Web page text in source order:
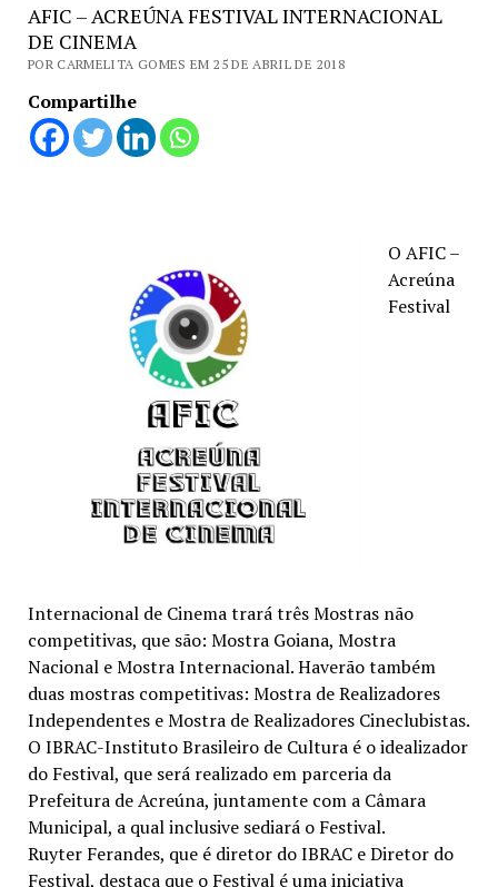
AFIC – ACREÚNA FESTIVAL INTERNACIONAL
DE CINEMA
POR CARMELITA GOMES EM 25 DE ABRIL DE 2018
Compartilhe
O AFIC –
Acreúna
Festival
Internacional de Cinema trará três Mostras não
competitivas, que são: Mostra Goiana, Mostra
Nacional e Mostra Internacional. Haverão também
duas mostras competitivas: Mostra de Realizadores
Independentes e Mostra de Realizadores Cineclubistas.
O IBRAC-Instituto Brasileiro de Cultura é o idealizador
do Festival, que será realizado em parceria da
Prefeitura de Acreúna, juntamente com a Câmara
Municipal, a qual inclusive sediará o Festival.
Ruyter Ferandes, que é diretor do IBRAC e Diretor do
Festival, destaca que o Festival é uma iniciativa